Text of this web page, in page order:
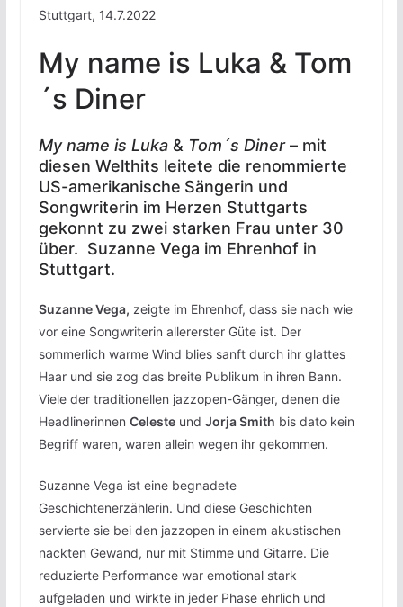
Stuttgart, 14.7.2022
My name is Luka & Tom
´s Diner
My name is Luka & Tom´s Diner– mit
diesen Welthits leitete die renommierte
US-amerikanische Sängerin und
Songwriterin im Herzen Stuttgarts
gekonnt zu zwei starken Frau unter 30
über. Suzanne Vega im Ehrenhof in
Stuttgart.
Suzanne Vega, zeigte im Ehrenhof, dass sie nach wie
vor eine Songwriterin allererster Güte ist. Der
sommerlich warme Wind blies sanft durch ihr glattes
Haar und sie zog das breite Publikum in ihren Bann.
Viele der traditionellen jazzopen-Gänger, denen die
Headlinerinnen Celesteund Jorja Smith bis dato kein
Begriff waren, waren allein wegen ihr gekommen.
Suzanne Vega ist eine begnadete
Geschichtenerzählerin. Und diese Geschichten
servierte sie bei den jazzopen in einem akustischen
nackten Gewand, nur mit Stimme und Gitarre. Die
reduzierte Performance war emotional stark
aufgeladen und wirkte in jeder Phase ehrlich und